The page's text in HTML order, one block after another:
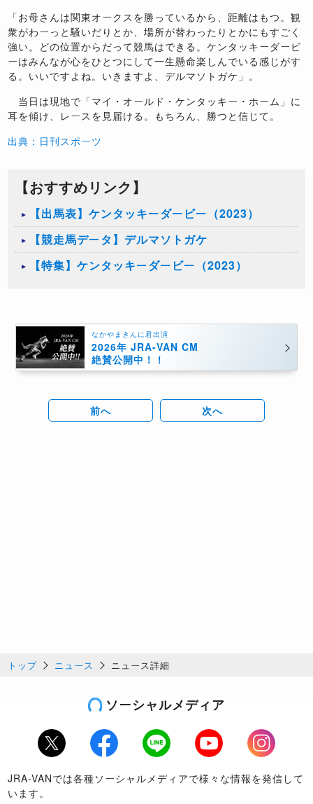
「お母さんは関東オークスを勝っているから、距離はもつ。観
衆がわーっと騒いだりとか、場所が替わったりとかにもすごく
強い。どの位置からだって競馬はできる。ケンタッキーダービ
ーはみんなが心をひとつにして一生懸命楽しんでいる感じがす
る。いいですよね。いきますよ、デルマソトガケ」。
当日は現地で「マイ・オールド・ケンタッキー・ホーム」に
耳を傾け、レースを見届ける。もちろん、勝つと信じて。
出典：日刊スポーツ
【おすすめリンク】
【出馬表】ケンタッキーダービー（2023）
【競走馬データ】デルマソトガケ
【特集】ケンタッキーダービー（2023）
なかやまきんに君出演
2026年 JRA-VAN CM
絶賛公開中！！
前へ 次へ
トップ ニュース ニュース詳細
ソーシャルメディア
Twitter Facebook LINE Youtube
Instagram
JRA-VANでは各種ソーシャルメディアで様々な情報を発信して
います。